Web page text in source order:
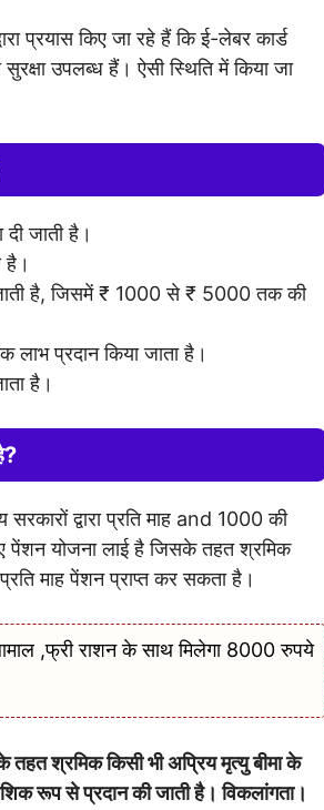
प्रयास किए जा रहे हैं कि ई-लेबर कार्ड
उपलब्ध हैं। ऐसी स्थिति में किया जा
जाती है।
है।
है, जिसमें ₹ 1000 से ₹ ​​5000 तक की
प्रदान किया जाता है।
है।
द्वारा प्रति माह and 1000 की
पेंशन योजना लाई है जिसके तहत श्रमिक
माह पेंशन प्राप्त कर सकता है।
,फ्री राशन के साथ मिलेगा 8000 रुपये
तहत श्रमिक किसी भी अप्रिय मृत्यु बीमा के
रूप से प्रदान की जाती है। विकलांगता।